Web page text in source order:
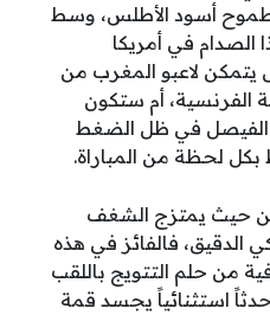
حقيقياً لطموح أسود الأطلس، وسط
الصدام في أمريكا
يتمكن لاعبو المغرب من
الفرنسية، أم ستكون
الفيصل في ظل الضغط
بكل لحظة من المباراة.
حيث يمتزج الشغف
الدقيق، فالفائز في هذه
من حلم التتويج باللقب
استثنائياً يجسد قمة